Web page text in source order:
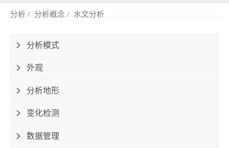
管理数据
管理
参考
分析 分析概念 水文分析
分析模式
外观
分析地形
变化检测
数据管理